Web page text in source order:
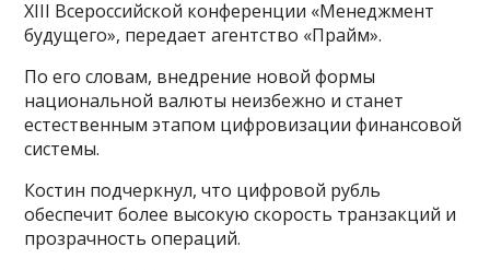
XIII Всероссийской конференции «Менеджмент
будущего», передает агентство «Прайм».
По его словам, внедрение новой формы
национальной валюты неизбежно и станет
естественным этапом цифровизации финансовой
системы.
Костин подчеркнул, что цифровой рубль
обеспечит более высокую скорость транзакций и
прозрачность операций.